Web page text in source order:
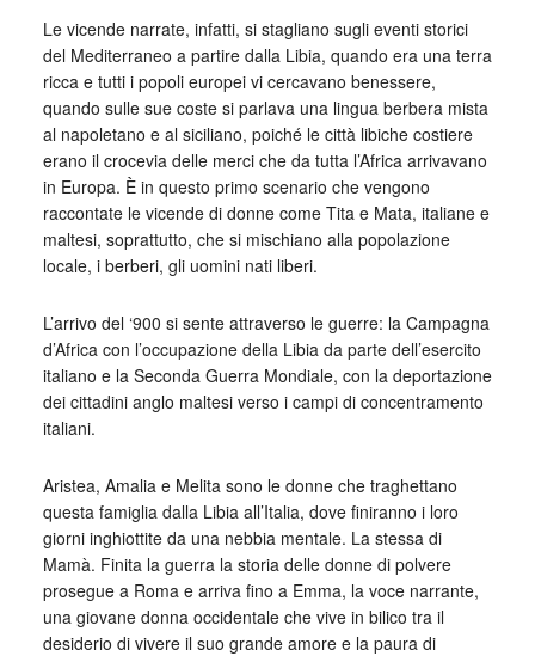
Le vicende narrate, infatti, si stagliano sugli eventi storici
del Mediterraneo a partire dalla Libia, quando era una terra
ricca e tutti i popoli europei vi cercavano benessere,
quando sulle sue coste si parlava una lingua berbera mista
al napoletano e al siciliano, poiché le città libiche costiere
erano il crocevia delle merci che da tutta l’Africa arrivavano
in Europa. È in questo primo scenario che vengono
raccontate le vicende di donne come Tita e Mata, italiane e
maltesi, soprattutto, che si mischiano alla popolazione
locale, i berberi, gli uomini nati liberi.
L’arrivo del ‘900 si sente attraverso le guerre: la Campagna
d’Africa con l’occupazione della Libia da parte dell’esercito
italiano e la Seconda Guerra Mondiale, con la deportazione
dei cittadini anglo maltesi verso i campi di concentramento
italiani.
Aristea, Amalia e Melita sono le donne che traghettano
questa famiglia dalla Libia all’Italia, dove finiranno i loro
giorni inghiottite da una nebbia mentale. La stessa di
Mamà. Finita la guerra la storia delle donne di polvere
prosegue a Roma e arriva fino a Emma, la voce narrante,
una giovane donna occidentale che vive in bilico tra il
desiderio di vivere il suo grande amore e la paura di